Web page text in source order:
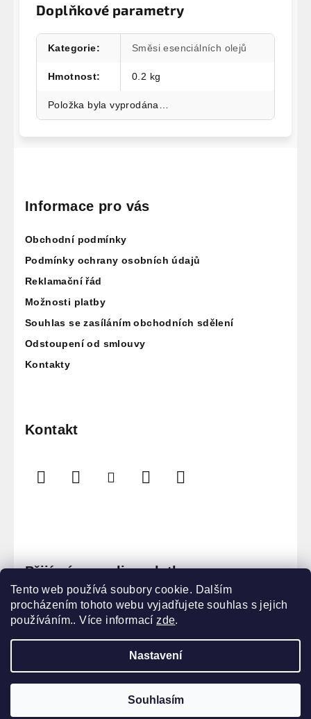
Tento web používá soubory cookie. Dalším
procházením tohoto webu vyjadřujete souhlas s jejich
používáním.. Více informacízde.
Nastavení
Souhlasím
Doplňkové parametry
Kategorie: Směsi esenciálních olejů
Hmotnost: 0.2 kg
Položka byla vyprodána…
Informace pro vás
Obchodní podmínky
Podmínky ochrany osobních údajů
Reklamační řád
Možnosti platby
Souhlas se zasíláním obchodních sdělení
Odstoupení od smlouvy
Kontakty
Kontakt
Přijímáme online platby
vyhrazena.
Vytvořil Shoptet